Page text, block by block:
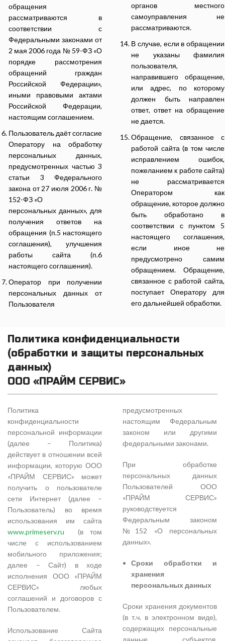
обращения
рассматриваются в
соответствии с
Федеральными законами от
2 мая 2006 года № 59-ФЗ «О
порядке рассмотрения
обращений граждан
Российской Федерации»,
иными правовыми актами
Российской Федерации,
настоящим соглашением.
Пользователь даёт согласие
Оператору на обработку
персональных данных,
предусмотренных частью 3
статьи 3 Федерального
закона от 27 июля 2006 г. №
152-ФЗ «О
персональных данных», для
получения ответов на
обращения (п.5 настоящего
соглашения), улучшения
работы сайта (п.6
настоящего соглашения).
Оператор при получении
персональных данных от
Пользователя
органов местного
самоуправления не
рассматриваются.
В случае, если в обращении
не указаны фамилия
пользователя,
направившего обращение,
или адрес, по которому
должен быть направлен
ответ, ответ на обращение
не дается.
Обращение, связанное с
работой сайта (в том числе
исправлением ошибок,
пожеланием к работе сайта)
не рассматривается
Оператором как
обращение, которое должно
быть обработано в
соответствии с пунктом 5
настоящего соглашения,
если иное не
предусмотрено самим
обращением. Обращение,
связанное с работой сайта,
поступает Оператору для
его дальнейшей обработки.
Политика конфиденциальности
(обработки и защиты персональных
данных)
ООО «ПРАЙМ СЕРВИС»
Политика
конфиденциальности
персональной информации
(далее – Политика)
действует в отношении всей
информации, которую ООО
«ПРАЙМ СЕРВИС» может
получить о пользователе
сети Интернет (далее –
Пользователь) во время
использования им сайта
www.primeserv.ru (в том
числе с использованием
мобильного приложения;
далее – Сайт) в ходе
исполнения ООО «ПРАЙМ
СЕРВИС» любых
соглашений и договоров с
Пользователем.
Использование Сайта
предусмотренных
настоящим Федеральным
законом или другими
федеральными законами.
При обработке
персональных данных
Пользователей ООО
«ПРАЙМ СЕРВИС»
руководствуется
Федеральным законом
№152 «О персональных
данных».
Сроки обработки и
хранения
персональных данных
Сроки хранения документов
(в т.ч. в электронном виде),
содержащих персональные
данные субъектов,